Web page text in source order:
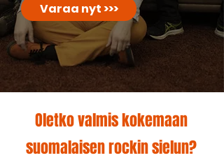
Varaa nyt >>>
Oletko valmis kokemaan
suomalaisen rockin sielun?